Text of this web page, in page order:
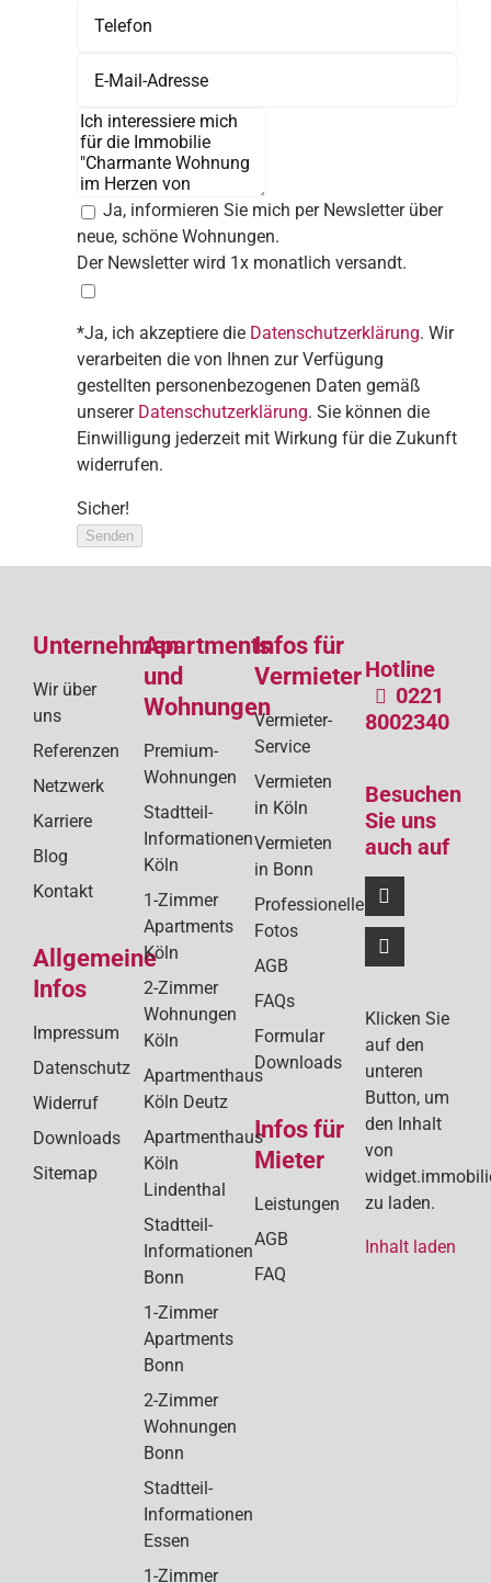
Ja, informieren Sie mich per Newsletter über
neue, schöne Wohnungen.
Der Newsletter wird 1x monatlich versandt.
*Ja, ich akzeptiere die Datenschutzerklärung. Wir
verarbeiten die von Ihnen zur Verfügung
gestellten personenbezogenen Daten gemäß
unserer Datenschutzerklärung. Sie können die
Einwilligung jederzeit mit Wirkung für die Zukunft
widerrufen.
Sicher!
Senden
Unternehmen
Wir über
uns
Referenzen
Netzwerk
Karriere
Blog
Kontakt
Allgemeine
Infos
Impressum
Datenschutz
Widerruf
Downloads
Sitemap
Apartments
und
Wohnungen
Premium-
Wohnungen
Stadtteil-
Informationen
Köln
1-Zimmer
Apartments
Köln
2-Zimmer
Wohnungen
Köln
Apartmenthaus
Köln Deutz
Apartmenthaus
Köln
Lindenthal
Stadtteil-
Informationen
Bonn
1-Zimmer
Apartments
Bonn
2-Zimmer
Wohnungen
Bonn
Stadtteil-
Informationen
Essen
1-Zimmer
Infos für
Vermieter
Vermieter-
Service
Vermieten
in Köln
Vermieten
in Bonn
Professionelle
Fotos
AGB
FAQs
Formular
Downloads
Infos für
Mieter
Leistungen
AGB
FAQ
Hotline
0221
8002340
Besuchen
Sie uns
auch auf
Klicken Sie
auf den
unteren
Button, um
den Inhalt
von
zu laden.
Inhalt laden